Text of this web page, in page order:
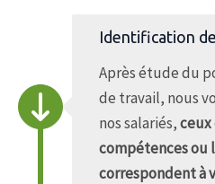
Identification
Après étude du
de travail, nous
nos salariés,
compétences ou
correspondent à